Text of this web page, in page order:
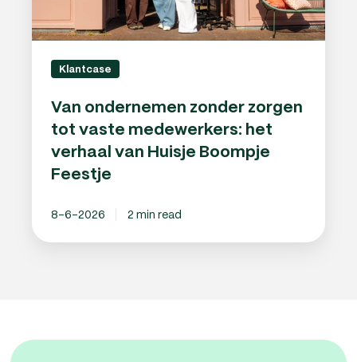
van
Huisje
Boompje
Feestje
Klantcase
Van ondernemen zonder zorgen
tot vaste medewerkers: het
verhaal van Huisje Boompje
Feestje
8-6-2026 2 min read